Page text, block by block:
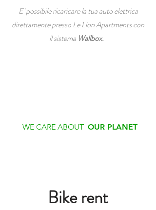
E' possibile ricaricare la tua auto elettrica
direttamente presso Le Lion Apartments con
il sistema Wallbox.
WE CARE ABOUT OUR PLANET
Bike rent